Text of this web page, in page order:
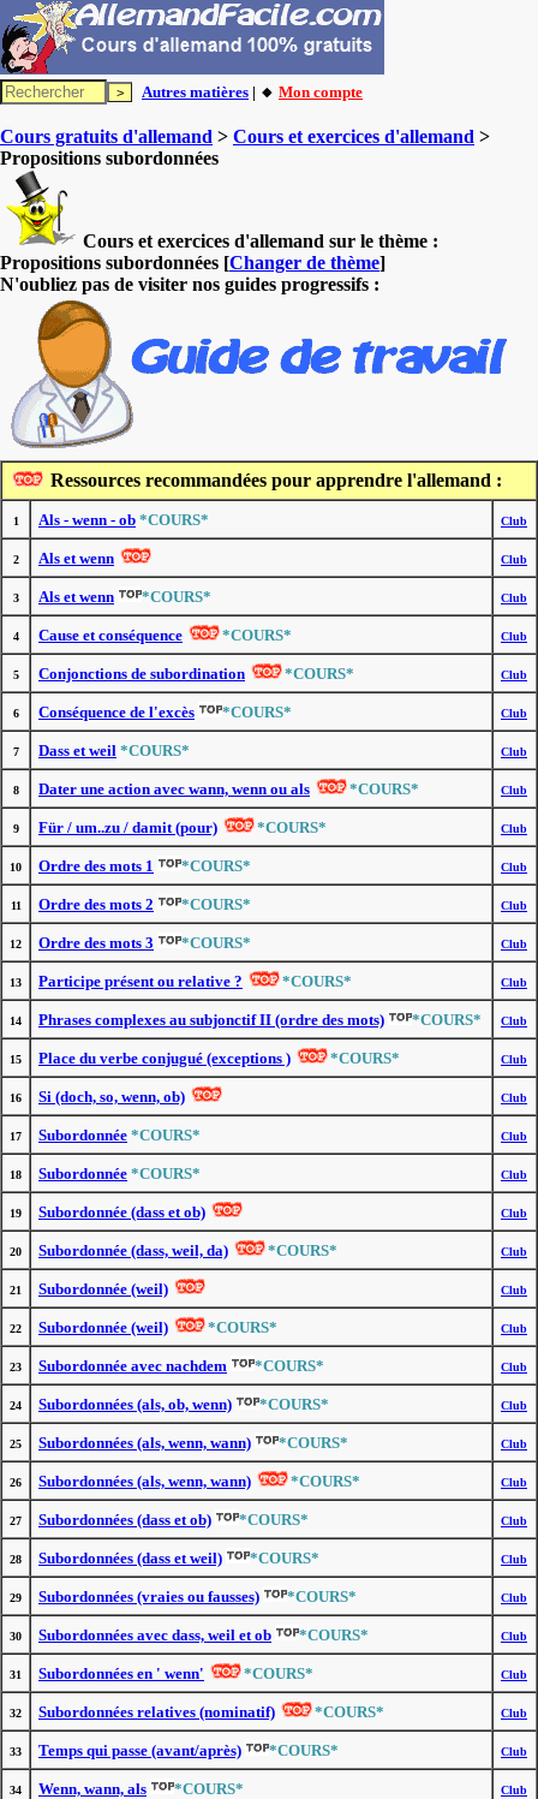
Autres matières | 🔸 Mon compte
Cours gratuits d'allemand > Cours et exercices d'allemand >
Propositions subordonnées
Cours et exercices d'allemand sur le thème :
Propositions subordonnées [Changer de thème]
N'oubliez pas de visiter nos guides progressifs :
Ressources recommandées pour apprendre l'allemand :
1 Als - wenn - ob *COURS* Club
2 Als et wenn Club
3 Als et wenn *COURS* Club
4 Cause et conséquence *COURS* Club
5 Conjonctions de subordination *COURS* Club
6 Conséquence de l'excès *COURS* Club
7 Dass et weil *COURS* Club
8 Dater une action avec wann, wenn ou als *COURS* Club
9 Für / um..zu / damit (pour) *COURS* Club
10 Ordre des mots 1 *COURS* Club
11 Ordre des mots 2 *COURS* Club
12 Ordre des mots 3 *COURS* Club
13 Participe présent ou relative ? *COURS* Club
14 Phrases complexes au subjonctif II (ordre des mots) *COURS* Club
15 Place du verbe conjugué (exceptions ) *COURS* Club
16 Si (doch, so, wenn, ob) Club
17 Subordonnée *COURS* Club
18 Subordonnée *COURS* Club
19 Subordonnée (dass et ob) Club
20 Subordonnée (dass, weil, da) *COURS* Club
21 Subordonnée (weil) Club
22 Subordonnée (weil) *COURS* Club
23 Subordonnée avec nachdem *COURS* Club
24 Subordonnées (als, ob, wenn) *COURS* Club
25 Subordonnées (als, wenn, wann) *COURS* Club
26 Subordonnées (als, wenn, wann) *COURS* Club
27 Subordonnées (dass et ob) *COURS* Club
28 Subordonnées (dass et weil) *COURS* Club
29 Subordonnées (vraies ou fausses) *COURS* Club
30 Subordonnées avec dass, weil et ob *COURS* Club
31 Subordonnées en ' wenn' *COURS* Club
32 Subordonnées relatives (nominatif) *COURS* Club
33 Temps qui passe (avant/après) *COURS* Club
34 Wenn, wann, als *COURS* Club